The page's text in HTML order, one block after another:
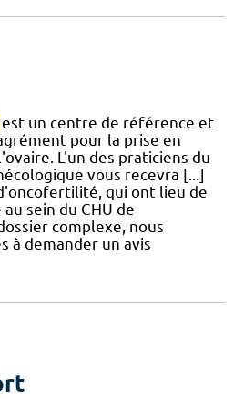
est un centre de référence et
pour la prise en
L'un des praticiens du
vous recevra [...]
qui ont lieu de
sein du CHU de
complexe, nous
à demander un avis